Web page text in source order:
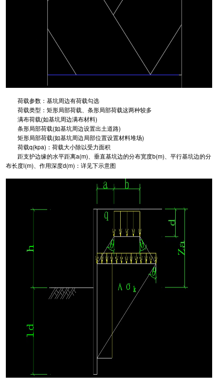
荷载参数：基坑周边有荷载勾选
荷载类型：矩形局部荷载、条形局部荷载这两种较多
满布荷载(如基坑周边满布材料)
条形局部荷载(如基坑周边设置出土道路)
矩形局部荷载(如基坑周边局部位置设置材料堆场)
荷载q(kpa)：荷载大小除以受力面积
距支护边缘的水平距离a(m)、垂直基坑边的分布宽度b(m)、平行基坑边的分
布长度l(m)、作用深度d(m)：详见下示意图